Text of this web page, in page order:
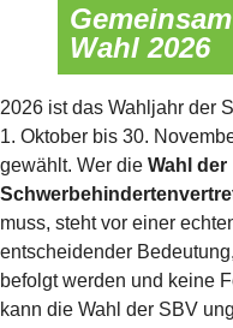
Wahl 2026
2026 ist das Wahljahr der
1. Oktober bis 30.
gewählt. Wer die Wahl der
muss, steht vor einer
entscheidender
befolgt werden und keine
kann die Wahl der SBV